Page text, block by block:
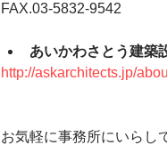
FAX.03-5832-9542
あいかわさとう建築
http://askarchitects.jp/
お気軽に事務所にいらし